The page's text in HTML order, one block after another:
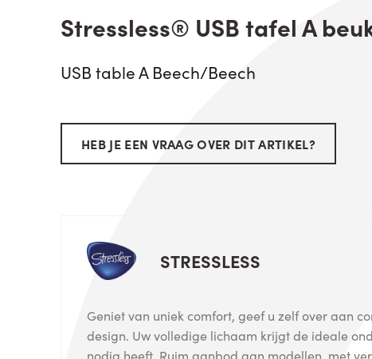
Stressless® USB tafel A
USB table A Beech/Beech
HEB JE EEN VRAAG OVER DIT ARTIKEL?
STRESSLESS
Geniet van uniek comfort, geef u zelf over aan
design. Uw volledige lichaam krijgt de ideale
nodig heeft. Ruim aanbod aan modellen, met